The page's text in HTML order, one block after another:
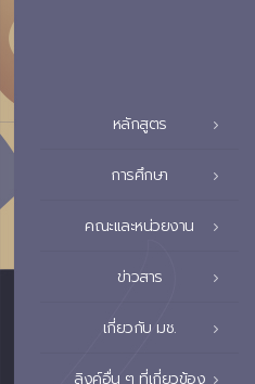
หลักสูตร
การศึกษา
คณะและหน่วยงาน
ข่าวสาร
เกี่ยวกับ มช.